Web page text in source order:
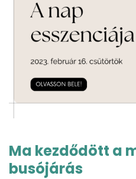
Ma kezdődött a
busójárás